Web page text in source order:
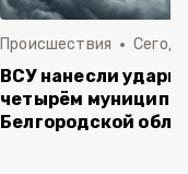
Происшествия
ВСУ нанесли удары
четырём
Белгородской